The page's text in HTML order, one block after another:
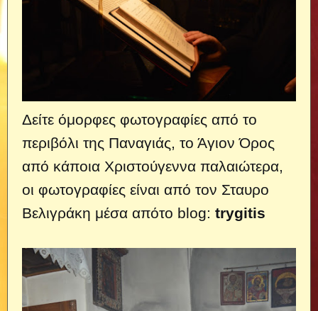
Δείτε όμορφες φωτογραφίες από το
περιβόλι της Παναγιάς, το Άγιον Όρος
από κάποια Χριστούγεννα παλαιώτερα,
οι φωτογραφίες είναι από τον Σταυρο
Βελιγράκη μέσα απότο blog: trygitis